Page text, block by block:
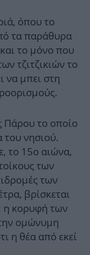
όπου το
τα παράθυρα
το μόνο που
τζιτζικιών το
να μπει στη
Πάρου το οποίο
νησιού.
το 15ο αιώνα,
των
των
βρίσκεται
η κορυφή των
ομώνυμη
η θέα από εκεί